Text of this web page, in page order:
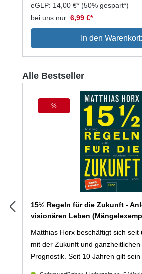
Komplott, das die ganze Stadt in
reißen wird. Zwei begnadete
ihn seit über einem Jahr zu
Winge wird von den Gespenstern
nach der vermissten Anna Stina
…
eGLP: 14,00 €* (50% gespart*)
bei uns nur: 6,99 €*
In den
Produktgalerie überspringen
Alle Bestseller
Rabatt
%
15½ Regeln für die Zukunft -
visionären Leben
Matthias Horx beschäftigt sich seit
mit der Zukunft und
Prognostik. Seit 10 Jahren gilt